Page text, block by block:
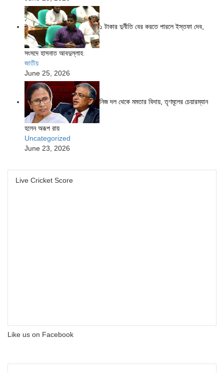
১ টাকার দুর্নীতি বের করতে পারলে ইস্তফা দেব,
সংসদে হাসনাত আবদুল্লাহ
জাতীয়
June 25, 2026
নিজ দল থেকে মমতার বিদায়, তৃণমূলের চেয়ারম্যান
হলেন অরূপ রায়
Uncategorized
June 23, 2026
Live Cricket Score
Like us on Facebook